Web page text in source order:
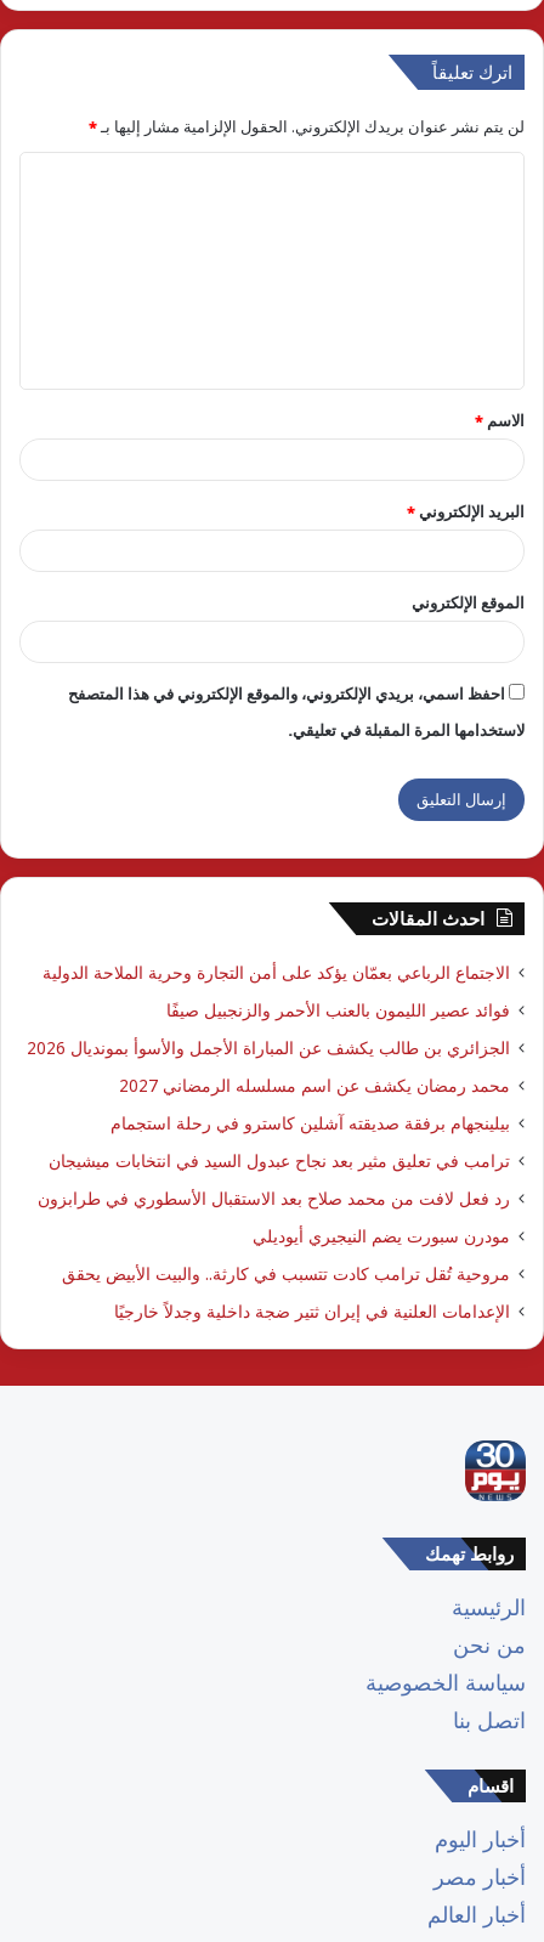
اترك تعليقاً
لن يتم نشر عنوان بريدك الإلكتروني. الحقول الإلزامية مشار إليها بـ*
ق
*
الاسم *
البريد الإلكتروني*
الموقع الإلكتروني
احفظ اسمي، بريدي الإلكتروني، والموقع الإلكتروني في هذا المتصفح
لاستخدامها المرة المقبلة في تعليقي.
احدث المقالات
الاجتماع الرباعي بعمّان يؤكد على أمن التجارة وحرية الملاحة الدولية
فوائد عصير الليمون بالعنب الأحمر والزنجبيل صيفًا
الجزائري بن طالب يكشف عن المباراة الأجمل والأسوأ بمونديال 2026
محمد رمضان يكشف عن اسم مسلسله الرمضاني 2027
بيلينجهام برفقة صديقته آشلين كاسترو في رحلة استجمام
ترامب في تعليق مثير بعد نجاح عبدول السيد في انتخابات ميشيجان
رد فعل لافت من محمد صلاح بعد الاستقبال الأسطوري في طرابزون
مودرن سبورت يضم النيجيري أيوديلي
مروحية تُقل ترامب كادت تتسبب في كارثة.. والبيت الأبيض يحقق
الإعدامات العلنية في إيران ثتير ضجة داخلية وجدلاً خارجيًا
روابط تهمك
الرئيسية
من نحن
سياسة الخصوصية
اتصل بنا
اقسام
أخبار اليوم
أخبار مصر
أخبار العالم